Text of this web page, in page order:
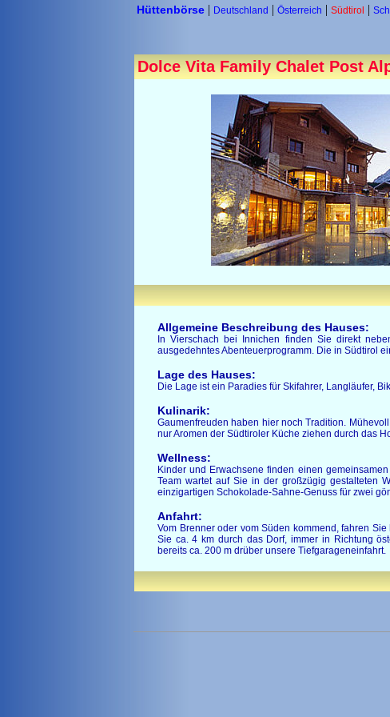
Hüttenbörse | Deutschland | Österreich | Südtirol |
Dolce Vita Family Chalet Post
Allgemeine Beschreibung des Hauses:
In Vierschach bei Innichen finden Sie direkt
ausgedehntes Abenteuerprogramm. Die in Südtirol
Lage des Hauses:
Die Lage ist ein Paradies für Skifahrer, Langläufer,
Kulinarik:
Gaumenfreuden haben hier noch Tradition.
nur Aromen der Südtiroler Küche ziehen durch das
Wellness:
Kinder und Erwachsene finden einen
Team wartet auf Sie in der großzügig gestalteten
einzigartigen Schokolade-Sahne-Genuss für zwei
Anfahrt:
Vom Brenner oder vom Süden kommend, fahren
Sie ca. 4 km durch das Dorf, immer in Richtung
bereits ca. 200 m drüber unsere Tiefgarageneinfahrt.